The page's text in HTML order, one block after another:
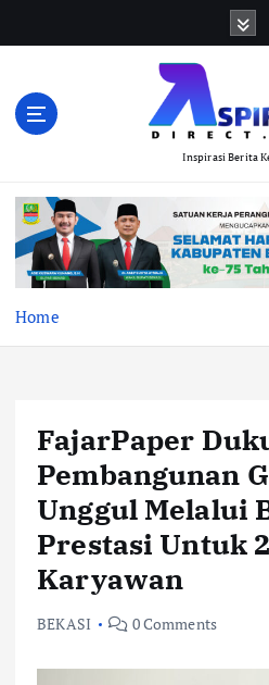
Inspirasi Berita
Home
FajarPaper
Pembangunan
Unggul Melalui
Prestasi Untuk
Karyawan
BEKASI 0 Comments